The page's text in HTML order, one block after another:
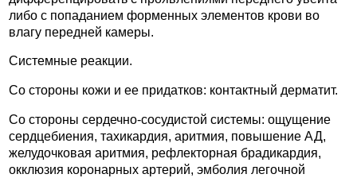
либо с попаданием форменных элементов крови во
влагу передней камеры.
Системные реакции.
Со стороны кожи и ее придатков: контактный дерматит.
Со стороны сердечно-сосудистой системы: ощущение
сердцебиения, тахикардия, аритмия, повышение АД,
желудочковая аритмия, рефлекторная брадикардия,
окклюзия коронарных артерий, эмболия легочной